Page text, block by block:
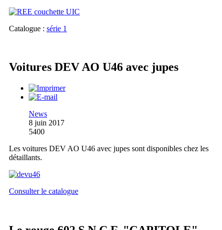
Catalogue : série 1
Voitures DEV AO U46 avec jupes
News
8 juin 2017
5400
Les voitures DEV AO U46 avec jupes sont disponibles chez les
détaillants.
Consulter le catalogue